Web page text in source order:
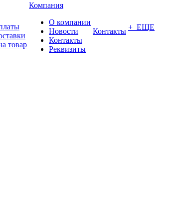
товар
Компания
О компании
Новости
Контакты
Реквизиты
Контакты + ЕЩЕ